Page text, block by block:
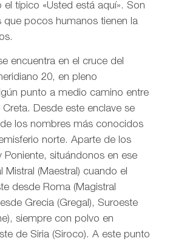
típico «Usted está aquí». Son
que pocos humanos tienen la
encuentra en el cruce del
20, en pleno
punto a medio camino entre
Desde este enclave se
los nombres más conocidos
norte. Aparte de los
Poniente, situándonos en ese
Mistral (Maestral) cuando el
desde Roma (Magistral
Grecia (Gregal), Suroeste
siempre con polvo en
de Siria (Siroco). A este punto